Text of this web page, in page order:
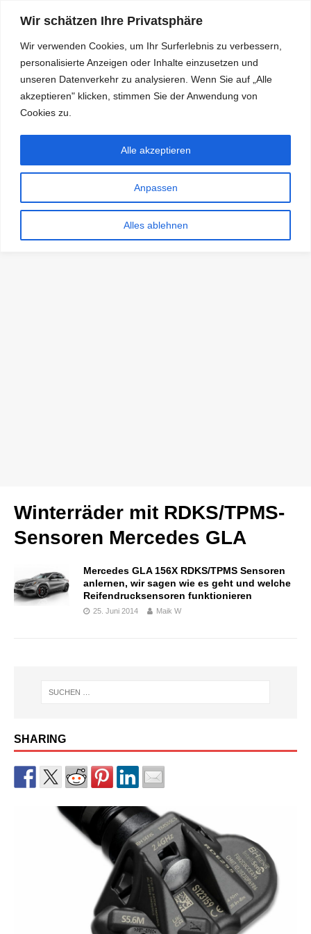
Wir schätzen Ihre Privatsphäre
Wir verwenden Cookies, um Ihr Surferlebnis zu verbessern,
personalisierte Anzeigen oder Inhalte einzusetzen und
unseren Datenverkehr zu analysieren. Wenn Sie auf „Alle
akzeptieren" klicken, stimmen Sie der Anwendung von
Cookies zu.
Anpassen
Alles ablehnen
Alle akzeptieren
RDKS.EXPERT
TESTS, EXPERTEN-TIPPS RUND UM DAS THEMA RDKS UND
Winterräder mit RDKS/TPMS-
Sensoren Mercedes GLA
Mercedes GLA 156X RDKS/TPMS Sensoren
anlernen, wir sagen wie es geht und welche
Reifendrucksensoren funktionieren
25. Juni 2014 Maik W
SHARING